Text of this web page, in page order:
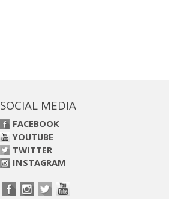
SOCIAL MEDIA
FACEBOOK
YOUTUBE
TWITTER
INSTAGRAM